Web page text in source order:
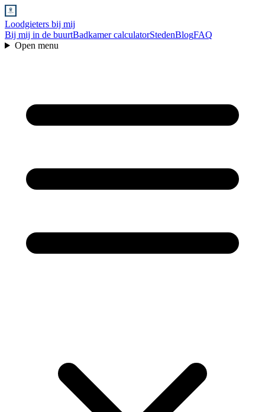
Loodgieters bij mij
Bij mij in de buurtBadkamer calculatorStedenBlogFAQ
Open menu